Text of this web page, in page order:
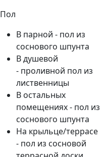
Пол
В парной - пол из
соснового шпунта
В душевой
- проливной пол из
лиственницы
В остальных
помещениях - пол из
соснового шпунта
На крыльце/террасе
- пол из сосновой